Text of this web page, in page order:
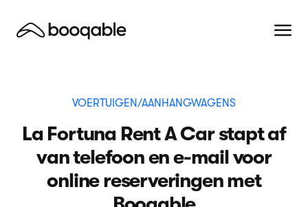
VOERTUIGEN/AANHANGWAGENS
La Fortuna Rent A Car stapt af
van telefoon en e-mail voor
online reserveringen met